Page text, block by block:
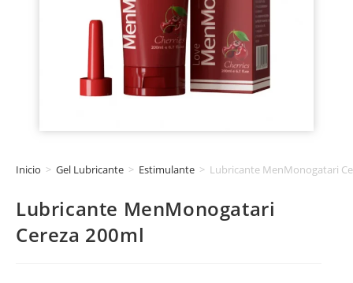
Inicio > Gel Lubricante > Estimulante > Lubricante MenMonogatari
Lubricante MenMonogatari
Cereza 200ml